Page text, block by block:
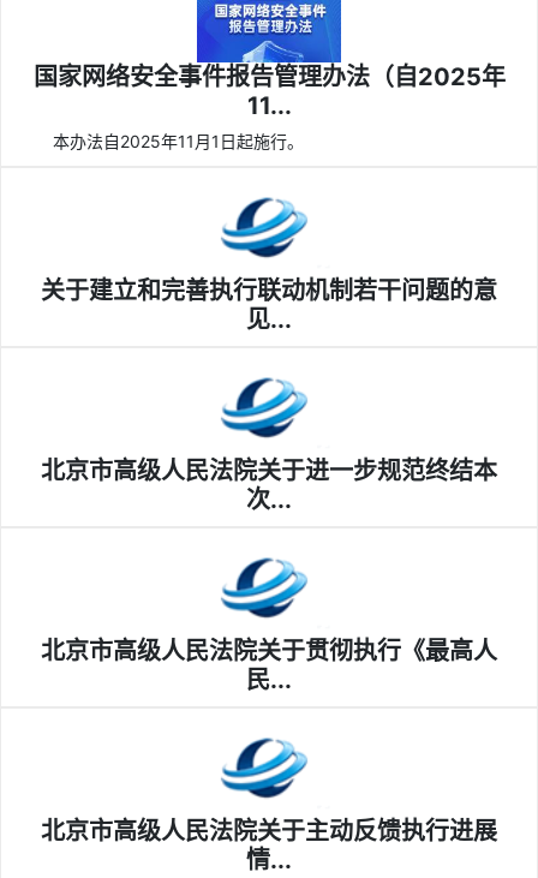
国家网络安全事件报告管理办法（自2025年
11...
本办法自2025年11月1日起施行。
关于建立和完善执行联动机制若干问题的意
见...
北京市高级人民法院关于进一步规范终结本
次...
北京市高级人民法院关于贯彻执行《最高人
民...
北京市高级人民法院关于主动反馈执行进展
情...